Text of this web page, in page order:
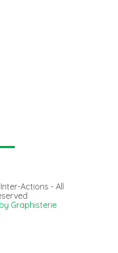
Actions - All
Graphisterie